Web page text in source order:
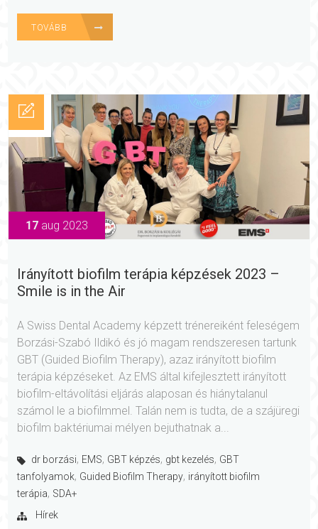
TOVÁBB
17 aug 2023
Irányított biofilm terápia képzések 2023 –
Smile is in the Air
A Swiss Dental Academy képzett trénereiként feleségem
Borzási-Szabó Ildikó és jó magam rendszeresen tartunk
GBT (Guided Biofilm Therapy), azaz irányított biofilm
terápia képzéseket. Az EMS által kifejlesztett irányított
biofilm-eltávolítási eljárás alaposan és hiánytalanul
számol le a biofilmmel. Talán nem is tudta, de a szájüregi
biofilm baktériumai mélyen bejuthatnak a...
dr borzási, EMS, GBT képzés, gbt kezelés, GBT
tanfolyamok, Guided Biofilm Therapy, irányított biofilm
terápia, SDA+
Hírek